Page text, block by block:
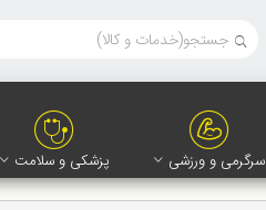
سرگرمی و ورزشی پزشکی و سلامت